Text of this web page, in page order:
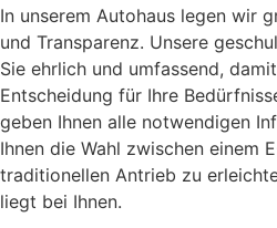
In unserem Autohaus legen wir
und Transparenz. Unsere
Sie ehrlich und umfassend,
Entscheidung für Ihre
geben Ihnen alle notwendigen
Ihnen die Wahl zwischen einem
traditionellen Antrieb zu
liegt bei Ihnen.